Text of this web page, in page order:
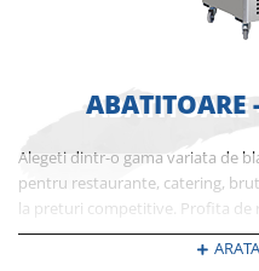
ABATITOARE
Alegeti dintr-o gama variata de
pentru restaurante, catering,
la preturi competitive. Profita de
chillere / abatitoare si multe
chillere regasiti doar branduri